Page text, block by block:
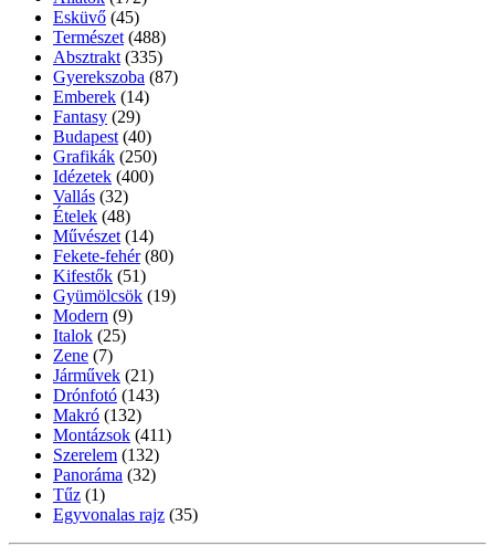
Esküvő (45)
Természet (488)
Absztrakt (335)
Gyerekszoba (87)
Emberek (14)
Fantasy (29)
Budapest (40)
Grafikák (250)
Idézetek (400)
Vallás (32)
Ételek (48)
Művészet (14)
Fekete-fehér (80)
Kifestők (51)
Gyümölcsök (19)
Modern (9)
Italok (25)
Zene (7)
Járművek (21)
Drónfotó (143)
Makró (132)
Montázsok (411)
Szerelem (132)
Panoráma (32)
Tűz (1)
Egyvonalas rajz (35)